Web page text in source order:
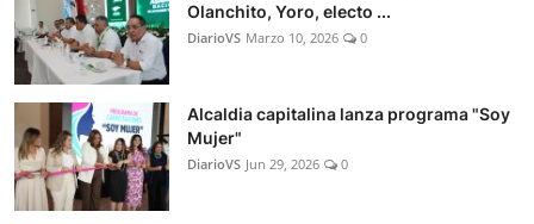
Olanchito, Yoro, electo ...
DiarioVS Marzo 10, 2026 0
Alcaldia capitalina lanza programa "Soy
Mujer"
DiarioVS Jun 29, 2026 0